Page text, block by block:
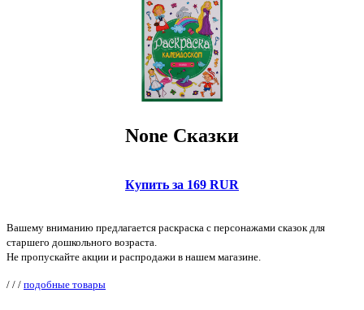
None Сказки
Купить за 169 RUR
Вашему вниманию предлагается раскраска с персонажами сказок для
старшего дошкольного возраста.
Не пропускайте акции и распродажи в нашем магазине.
/ / / подобные товары